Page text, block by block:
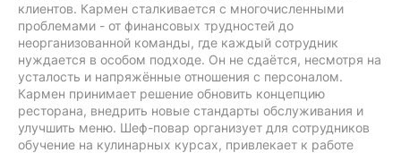
клиентов. Кармен сталкивается с многочисленными
проблемами - от финансовых трудностей до
неорганизованной команды, где каждый сотрудник
нуждается в особом подходе. Он не сдаётся, несмотря на
усталость и напряжённые отношения с персоналом.
Кармен принимает решение обновить концепцию
ресторана, внедрить новые стандарты обслуживания и
улучшить меню. Шеф-повар организует для сотрудников
обучение на кулинарных курсах, привлекает к работе